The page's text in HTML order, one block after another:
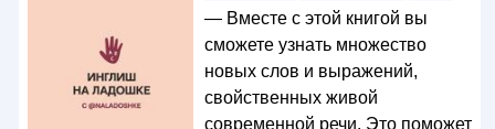
— Вместе с этой книгой вы
сможете узнать множество
новых слов и выражений,
свойственных живой
современной речи. Это поможет